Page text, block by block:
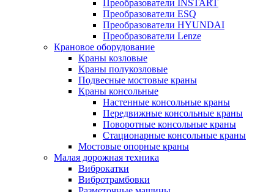
Преобразователи INSTART
Преобразователи ESQ
Преобразователи HYUNDAI
Преобразователи Lenze
Крановое оборудование
Краны козловые
Краны полукозловые
Подвесные мостовые краны
Краны консольные
Настенные консольные краны
Передвижные консольные краны
Поворотные консольные краны
Стационарные консольные краны
Мостовые опорные краны
Малая дорожная техника
Виброкатки
Вибротрамбовки